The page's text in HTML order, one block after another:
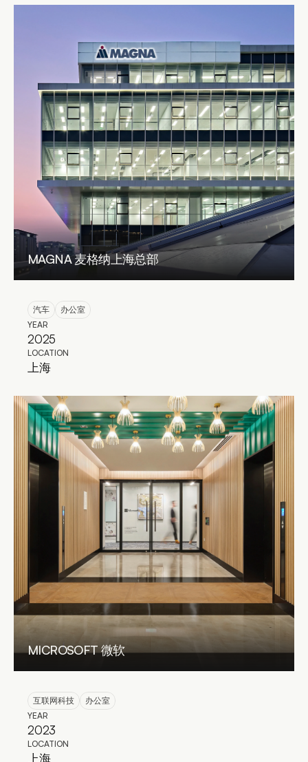
MAGNA 麦格纳上海总部
汽车
办公室
YEAR
2025
LOCATION
上海
MICROSOFT 微软
互联网科技
办公室
YEAR
2023
LOCATION
上海